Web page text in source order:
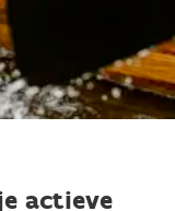
actieve